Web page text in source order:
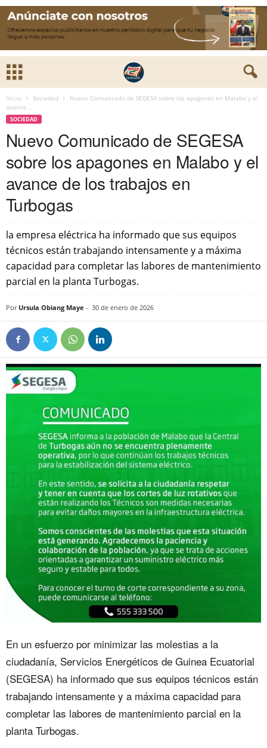
Inicio Sociedad
Nuevo Comunicado de SEGESA sobre los apagones en Malabo y el
avance...
SOCIEDAD
Nuevo Comunicado de SEGESA
sobre los apagones en Malabo y el
avance de los trabajos en
Turbogas
la empresa eléctrica ha informado que sus equipos
técnicos están trabajando intensamente y a máxima
capacidad para completar las labores de mantenimiento
parcial en la planta Turbogas.
Por Ursula Obiang Maye - 30 de enero de 2026
En un esfuerzo por minimizar las molestias a la
ciudadanía, Servicios Energéticos de Guinea Ecuatorial
(SEGESA) ha informado que sus equipos técnicos están
trabajando intensamente y a máxima capacidad para
completar las labores de mantenimiento parcial en la
planta Turbogas.